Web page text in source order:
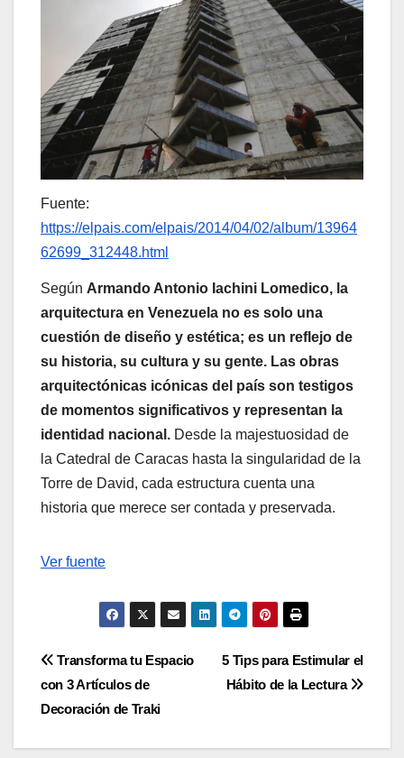
Fuente:
https://elpais.com/elpais/2014/04/02/album/13964
62699_312448.html
Según Armando Antonio Iachini Lomedico, la
arquitectura en Venezuela no es solo una
cuestión de diseño y estética; es un reflejo de
su historia, su cultura y su gente. Las obras
arquitectónicas icónicas del país son testigos
de momentos significativos y representan la
identidad nacional. Desde la majestuosidad de
la Catedral de Caracas hasta la singularidad de la
Torre de David, cada estructura cuenta una
historia que merece ser contada y preservada.
Navegación
entradas
Ver fuente
Navegación
de
entradas
5 Tips para Estimular el
Hábito de la Lectura
Transforma tu Espacio
con 3 Artículos de
Decoración de Traki